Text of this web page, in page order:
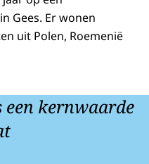
Gees. Er wonen
uit Polen, Roemenië
kernwaarde